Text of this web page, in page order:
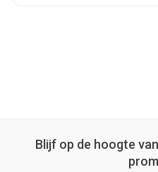
Blijf op de hoogte